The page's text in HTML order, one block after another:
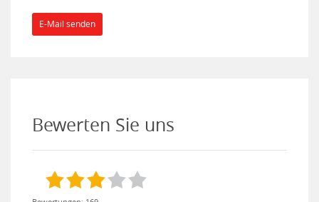
E-Mail senden
Bewerten Sie uns